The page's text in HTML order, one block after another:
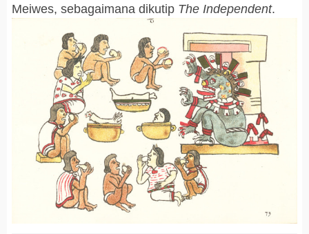
Meiwes, sebagaimana dikutip The Independent.